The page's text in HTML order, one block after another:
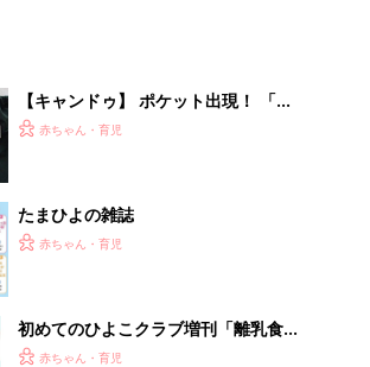
【キャンドゥ】 ポケット出現！ 「収
納性ゼロ」バッグが、まさかの理想的
赤ちゃん・育児
たまひよの雑誌
赤ちゃん・育児
初めてのひよこクラブ増刊「離乳食1
年生 1皿作るだけ！オールインワン​レ
赤ちゃん・育児